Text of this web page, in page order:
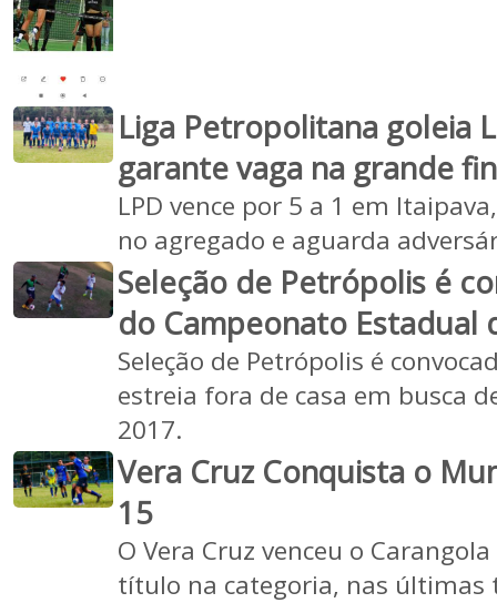
Liga Petropolitana goleia
garante vaga na grande
LPD vence por 5 a 1 em
no agregado e aguarda
Seleção de Petrópolis é
do Campeonato Estadual
Seleção de Petrópolis é
estreia fora de casa em busca
2017.
Vera Cruz Conquista o
15
O Vera Cruz venceu o
título na categoria, nas últimas